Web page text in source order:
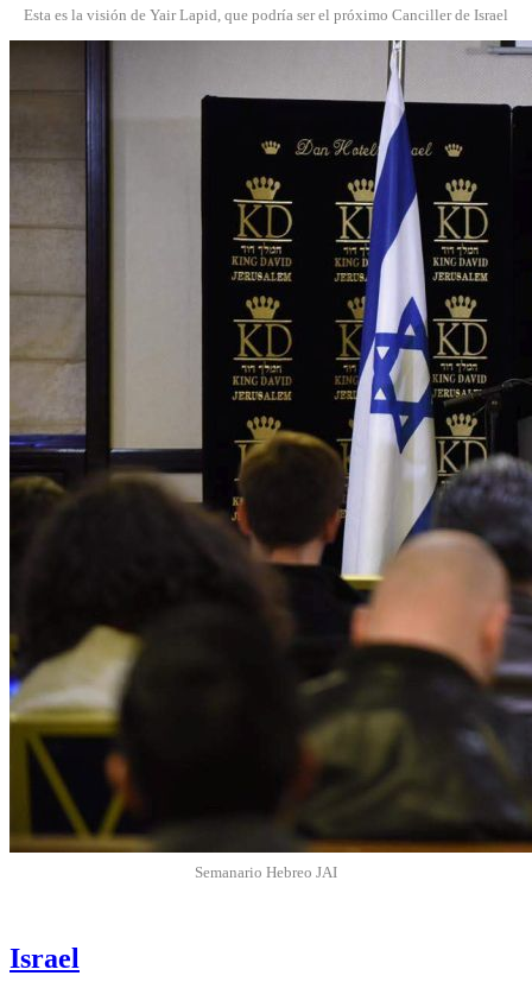
Esta es la visión de Yair Lapid, que podría ser el próximo Canciller de Israel
Semanario Hebreo JAI
Israel